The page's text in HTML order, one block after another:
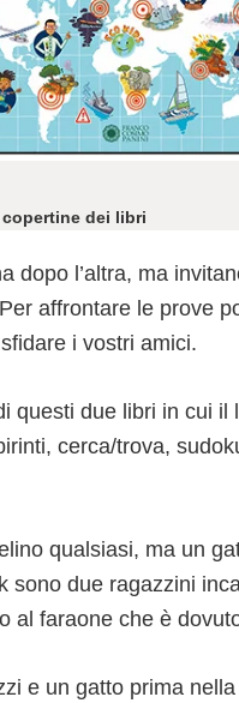
copertine dei libri
dopo l’altra, ma
affrontare le prove
i vostri amici.
questi due libri in cui il
cerca/trova,
qualsiasi, ma un
sono due ragazzini
al faraone che è
e un gatto prima